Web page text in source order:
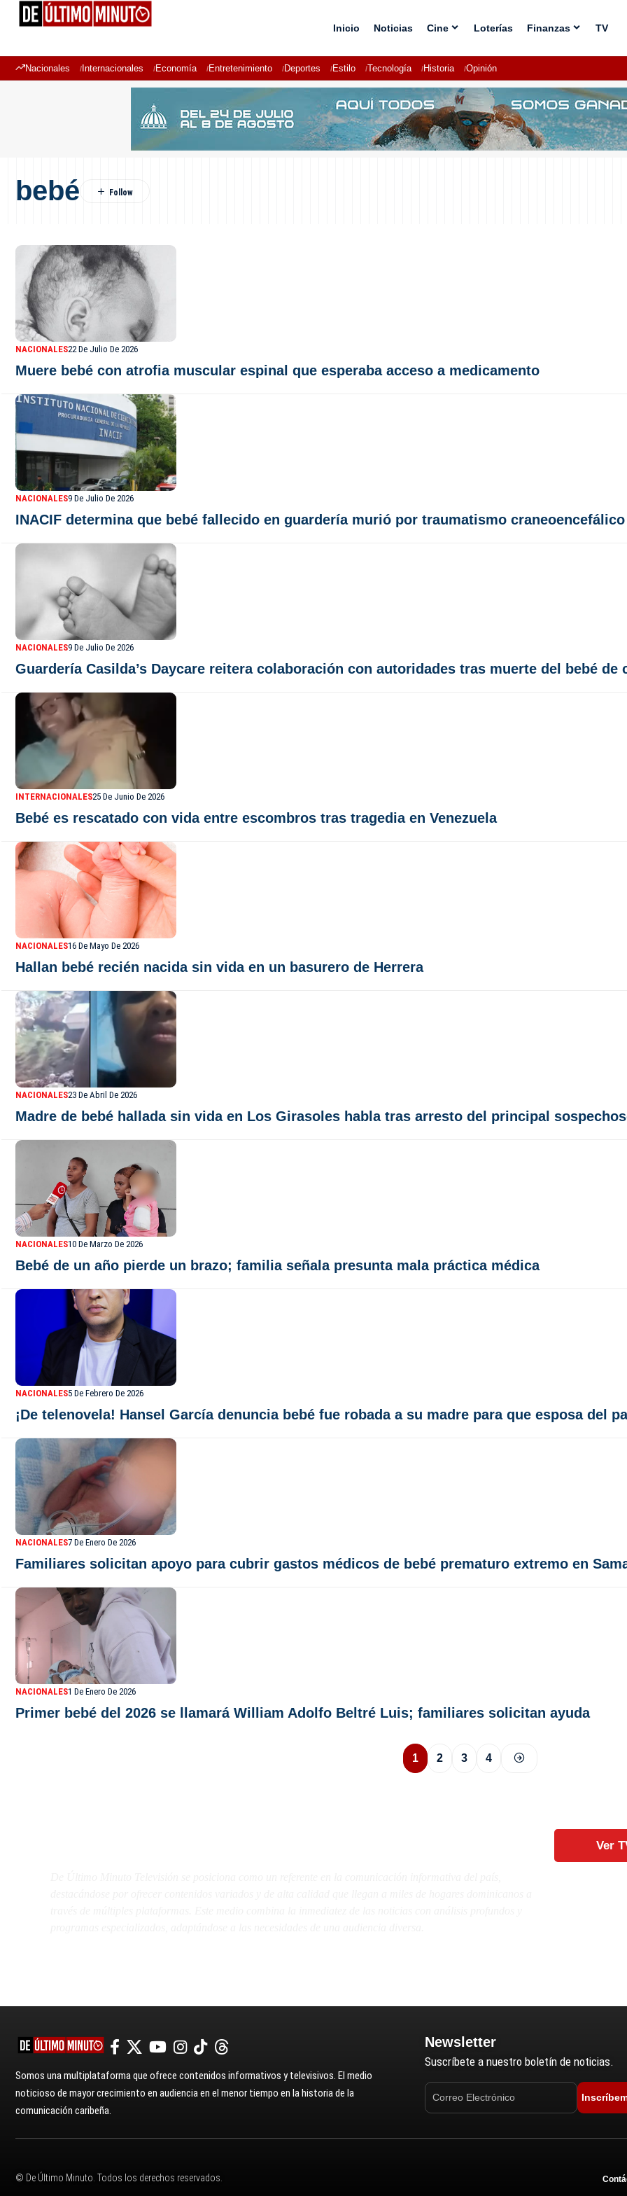
Inicio Noticias Cine Loterías Finanzas TV
Nacionales Internacionales Economía Entretenimiento Deportes Estilo Tecnología Historia Opinión
bebé
NACIONALES22 De Julio De 2026
Muere bebé con atrofia muscular espinal que esperaba acceso a medicamento
NACIONALES9 De Julio De 2026
INACIF determina que bebé fallecido en guardería murió por traumatismo
NACIONALES9 De Julio De 2026
Guardería Casilda’s Daycare reitera colaboración con autoridades tras muerte del bebé de
INTERNACIONALES25 De Junio De 2026
Bebé es rescatado con vida entre escombros tras tragedia en Venezuela
NACIONALES16 De Mayo De 2026
Hallan bebé recién nacida sin vida en un basurero de Herrera
NACIONALES23 De Abril De 2026
Madre de bebé hallada sin vida en Los Girasoles habla tras arresto del principal
NACIONALES10 De Marzo De 2026
Bebé de un año pierde un brazo; familia señala presunta mala práctica médica
NACIONALES5 De Febrero De 2026
¡De telenovela! Hansel García denuncia bebé fue robada a su madre para que esposa del
NACIONALES7 De Enero De 2026
Familiares solicitan apoyo para cubrir gastos médicos de bebé prematuro extremo en
NACIONALES1 De Enero De 2026
Primer bebé del 2026 se llamará William Adolfo Beltré Luis; familiares solicitan ayuda
1 2 3 4
Ver
Somos una multiplataforma que ofrece contenidos informativos y televisivos. El medio
noticioso de mayor crecimiento en audiencia en el menor tiempo en la historia de la
comunicación caribeña.
Newsletter
Suscríbete a nuestro boletín de noticias.
© De Último Minuto. Todos los derechos reservados.